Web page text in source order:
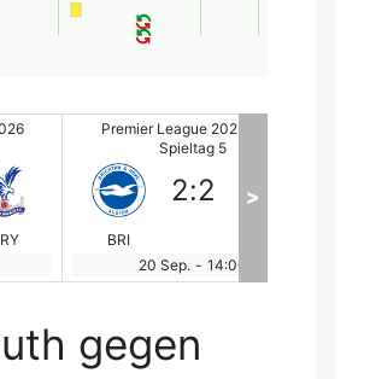
Premier League 2025/2026
Spieltag 5
BRI
2:2
20 Sep. - 14:00
>
gegen